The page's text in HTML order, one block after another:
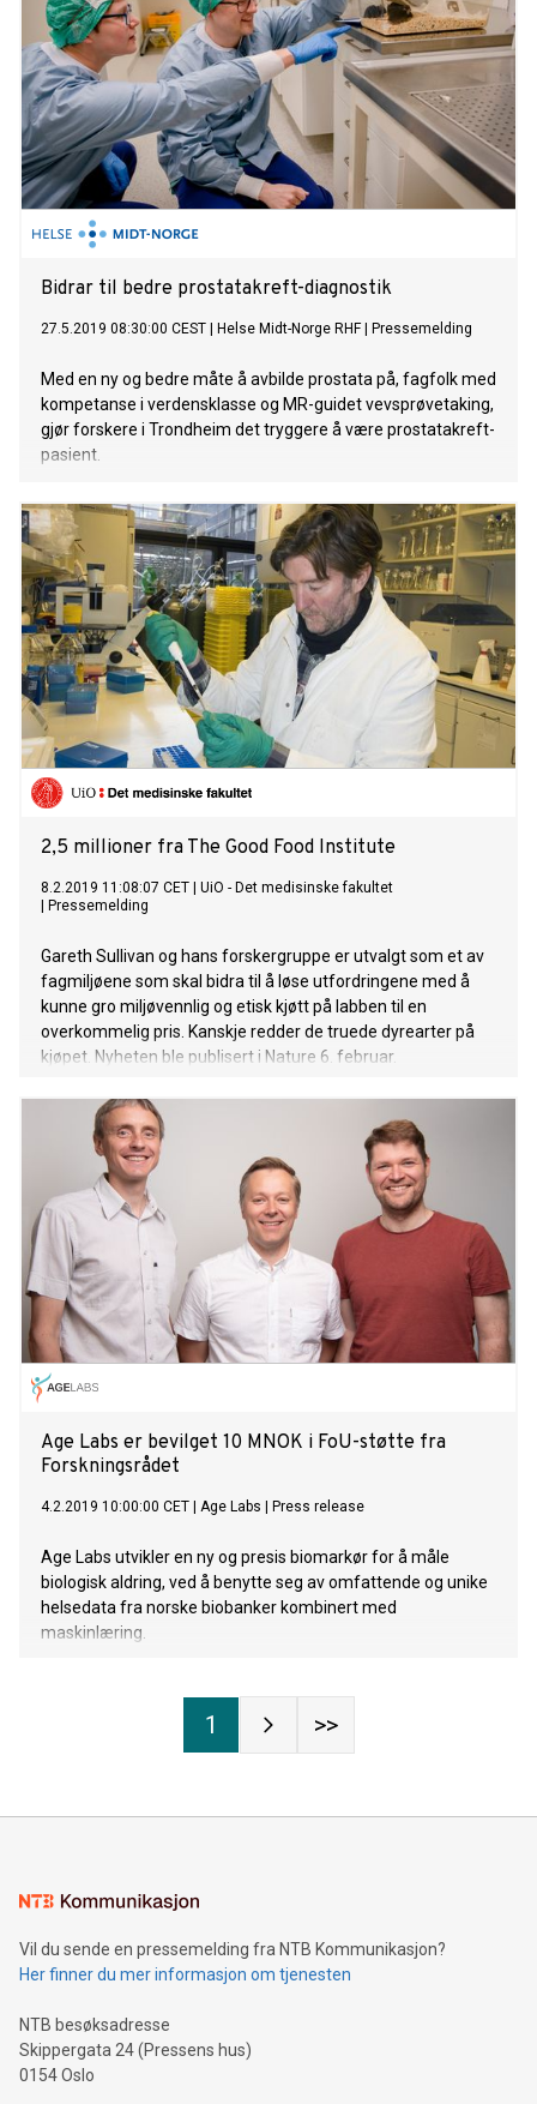
Bidrar til bedre prostatakreft-diagnostik
27.5.2019 08:30:00 CEST Helse Midt-Norge RHF| Pressemelding
Med en ny og bedre måte å avbilde prostata på, fagfolk med
kompetanse i verdensklasse og MR-guidet vevsprøvetaking,
gjør forskere i Trondheim det tryggere å være prostatakreft-
pasient.
2,5 millioner fra The Good Food Institute
8.2.2019 11:08:07 CET
UiO - Det medisinske fakultet
Pressemelding
Gareth Sullivan og hans forskergruppe er utvalgt som et av
fagmiljøene som skal bidra til å løse utfordringene med å
kunne gro miljøvennlig og etisk kjøtt på labben til en
overkommelig pris. Kanskje redder de truede dyrearter på
kjøpet. Nyheten ble publisert i Nature 6. februar.
Age Labs er bevilget 10 MNOK i FoU-støtte fra
Forskningsrådet
4.2.2019 10:00:00 CET Age Labs Press release
Age Labs utvikler en ny og presis biomarkør for å måle
biologisk aldring, ved å benytte seg av omfattende og unike
helsedata fra norske biobanker kombinert med
maskinlæring.
1 >>
Vil du sende en pressemelding fra NTB Kommunikasjon?
Her finner du mer informasjon om tjenesten
NTB besøksadresse
Skippergata 24 (Pressens hus)
0154 Oslo